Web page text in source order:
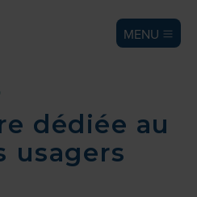
MENU
dédiée au
usagers